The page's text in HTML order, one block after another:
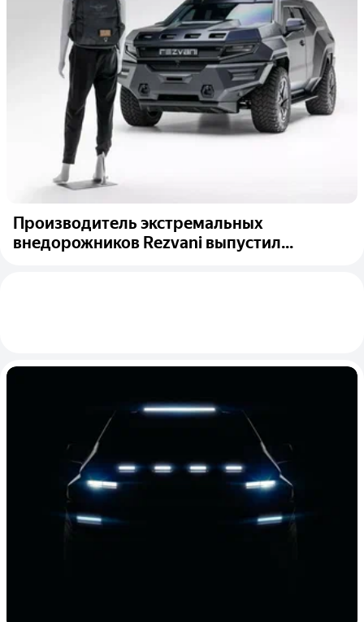
Производитель экстремальных
внедорожников Rezvani выпустил...